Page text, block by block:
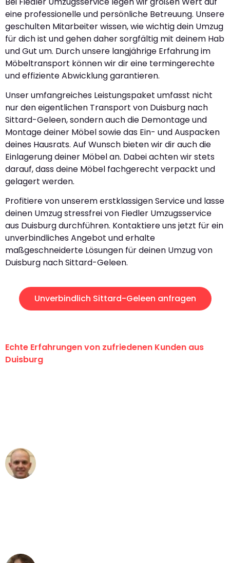
eine professionelle und persönliche Betreuung. Unsere
geschulten Mitarbeiter wissen, wie wichtig dein Umzug
für dich ist und gehen daher sorgfältig mit deinem Hab
und Gut um. Durch unsere langjährige Erfahrung im
Möbeltransport können wir dir eine termingerechte
und effiziente Abwicklung garantieren.
Unser umfangreiches Leistungspaket umfasst nicht
nur den eigentlichen Transport von Duisburg nach
Sittard-Geleen, sondern auch die Demontage und
Montage deiner Möbel sowie das Ein- und Auspacken
deines Hausrats. Auf Wunsch bieten wir dir auch die
Einlagerung deiner Möbel an. Dabei achten wir stets
darauf, dass deine Möbel fachgerecht verpackt und
gelagert werden.
Profitiere von unserem erstklassigen Service und lasse
deinen Umzug stressfrei von Fiedler Umzugsservice
aus Duisburg durchführen. Kontaktiere uns jetzt für ein
unverbindliches Angebot und erhalte
maßgeschneiderte Lösungen für deinen Umzug von
Duisburg nach Sittard-Geleen.
Unverbindlich Sittard-Geleen anfragen
Echte Erfahrungen von zufriedenen Kunden aus
Duisburg